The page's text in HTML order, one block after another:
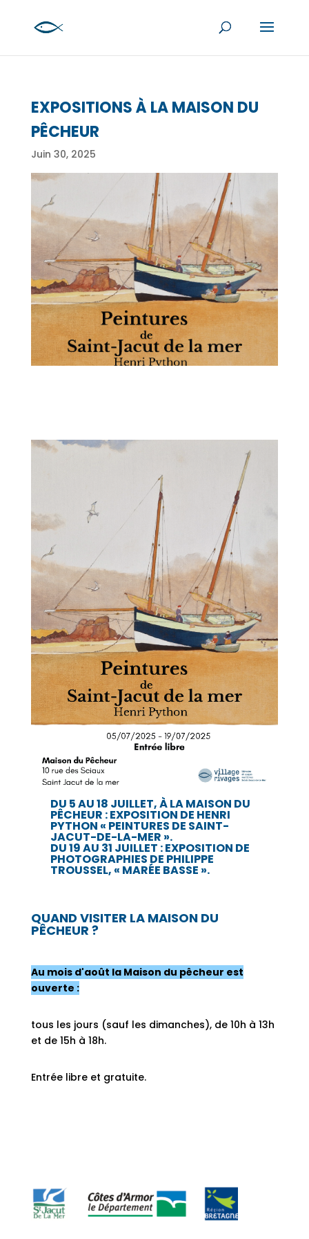
EXPOSITIONS À LA MAISON DU
PÊCHEUR
Juin 30, 2025
DU 5 AU 18 JUILLET, À LA MAISON DU
PÊCHEUR : EXPOSITION DE HENRI
PYTHON « PEINTURES DE SAINT-
JACUT-DE-LA-MER ».
DU 19 AU 31 JUILLET : EXPOSITION DE
PHOTOGRAPHIES DE PHILIPPE
TROUSSEL, « MARÉE BASSE ».
QUAND VISITER LA MAISON DU
PÊCHEUR ?
Au mois d'août la Maison du pêcheur est
ouverte :
tous les jours (sauf les dimanches), de 10h à 13h
et de 15h à 18h.
Entrée libre et gratuite.